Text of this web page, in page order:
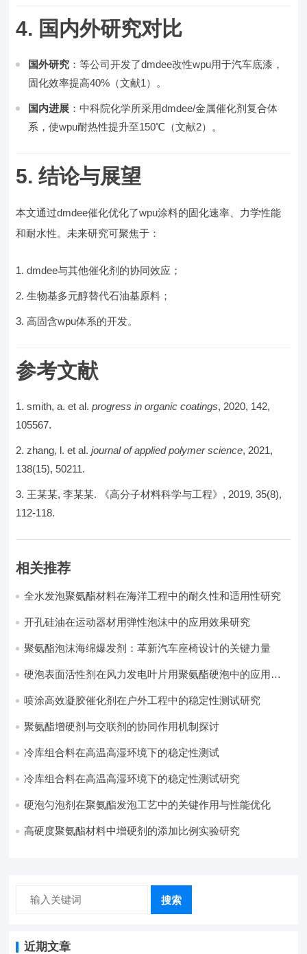
4. 国内外研究对比
国外研究 ：等公司开发了dmdee改性wpu用于汽车底漆，
固化效率提高40%（文献1）。
国内进展 ：中科院化学所采用dmdee/金属催化剂复合体
系，使wpu耐热性提升至150℃（文献2）。
5. 结论与展望
本文通过dmdee催化优化了wpu涂料的固化速率、力学性能
和耐水性。未来研究可聚焦于：
dmdee与其他催化剂的协同效应；
生物基多元醇替代石油基原料；
高固含wpu体系的开发。
参考文献
smith, a. et al.progress in organic coatings, 2020, 142,
105567.
zhang, l. et al.journal of applied polymer science, 2021,
138(15), 50211.
王某某, 李某某. 《高分子材料科学与工程》, 2019, 35(8),
112-118.
相关推荐
全水发泡聚氨酯材料在海洋工程中的耐久性和适用性研究
开孔硅油在运动器材用弹性泡沫中的应用效果研究
聚氨酯泡沫海绵爆发剂：革新汽车座椅设计的关键力量​
硬泡表面活性剂在风力发电叶片用聚氨酯硬泡中的应用实
喷涂高效凝胶催化剂在户外工程中的稳定性测试研究
聚氨酯增硬剂与交联剂的协同作用机制探讨
冷库组合料在高温高湿环境下的稳定性测试​
冷库组合料在高温高湿环境下的稳定性测试研究
硬泡匀泡剂在聚氨酯发泡工艺中的关键作用与性能优化
高硬度聚氨酯材料中增硬剂的添加比例实验研究
搜索
近期文章